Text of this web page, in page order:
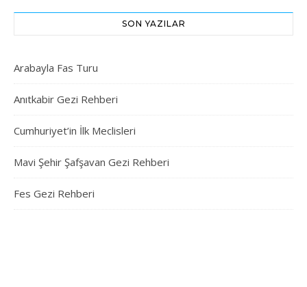
SON YAZILAR
Arabayla Fas Turu
Anıtkabir Gezi Rehberi
Cumhuriyet’in İlk Meclisleri
Mavi Şehir Şafşavan Gezi Rehberi
Fes Gezi Rehberi